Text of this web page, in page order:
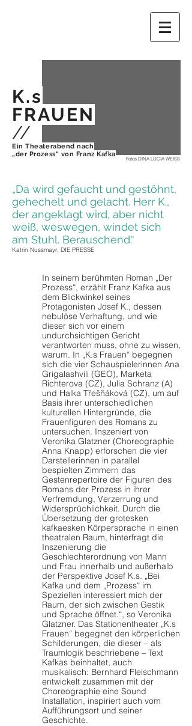
K.s
FRAUEN
//
Ein Theaterabend nach
„der Prozess“ von Franz Kafka
Fotos DINA LUCIA WEISS
„Da wird gefaucht und gestöhnt,
gehechelt und gelacht. Herr K.,
der angeklagt wird, aber nicht
weiß, weswegen, windet sich
am Stuhl. Berauschend.“
Katrin Nussmayr, DIE PRESSE
In seinem berühmten Roman „Der
Prozess“, erzählt Franz Kafka aus
dem Blickwinkel seines
Protagonisten Josef K., dessen
nebulöse Verhaftung, und wie
dieser sich vor einem
undurchsichtigen Gericht
verantworten muss, ohne zu wissen,
warum. In „K.s Frauen“ begegnen
sich die vier Schauspielerinnen Ana
Grigalashvili (GEO), Marketa
Richterova (CZ), Julia Schranz (A)
und Halka Třešňáková (CZ), um auf
Basis ihrer unterschiedlichen
kulturellen Hintergründe, die
Frauenfiguren des Romans zu
untersuchen. Inszeniert von
Veronika Glatzner (Choreographie
Anna Knapp) erforschen die vier
Darstellerinnen in parallel
bespielten Zimmern das
Gestenrepertoire der Figuren des
Romans der Prozess in ihrer
Verfremdung, Verzerrung und
Widersprüchlichkeit. Durch die
Übersetzung der grotesken
kafkaesken Körpersprache in einen
theatralen Raum, hinterfragt die
Inszenierung die
Geschlechterordnung von Mann
und Frau innerhalb und außerhalb
der Perspektive Josef K.s. „Bei
Kafka und dem „Prozess“ im
Speziellen interessiert mich der
Raum, der sich zwischen Gestik
und Sprache öffnet.“, so Veronika
Glatzner. Das Stationentheater „K.s
Frauen“ begegnet den körperlichen
Schilderungen, die dieser – als
Traumlogik beschriebene – Text
Kafkas beinhaltet, auch
musikalisch: Bernhard Fleischmann
entwickelt zusammen mit der
Choreographie eine Sound
Installation, inspiriert auch vom
Aufführungsort und seiner
Geschichte.